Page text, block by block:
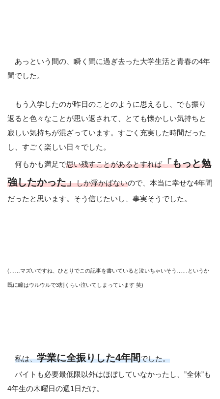
あっという間の、瞬く間に過ぎ去った大学生活と青春の4年
間でした。
もう入学したのが昨日のことのように思えるし、でも振り
返ると色々なことが思い返されて、とても懐かしい気持ちと
寂しい気持ちが混ざっています。すごく充実した時間だった
し、すごく楽しい日々でした。
何もかも満足で思い残すことがあるとすれば「もっと勉
強したかった」しか浮かばないので、本当に幸せな4年間
だったと思います。そう信じたいし、事実そうでした。
(……マズいですね、ひとりでこの記事を書いていると泣いちゃいそう……というか
既に瞳はウルウルで3割くらい泣いてしまっています 笑)
私は、学業に全振りした4年間でした。
バイトも必要最低限以外はほぼしていなかったし、”全休”も
4年生の木曜日の週1日だけ。